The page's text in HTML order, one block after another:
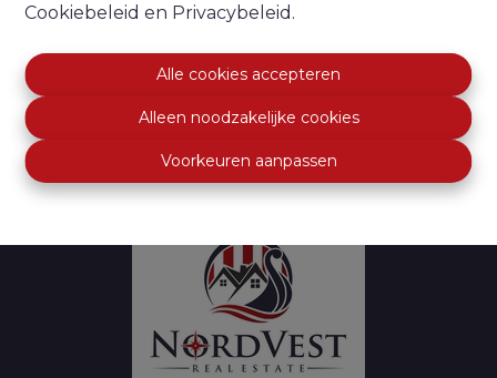
Cookiebeleid en Privacybeleid .
Alle cookies accepteren
Alleen noodzakelijke cookies
Voorkeuren aanpassen
Nordvest Vastgoed
8610 Kortemark
+32 050 20 90 90
info@nordvest.be